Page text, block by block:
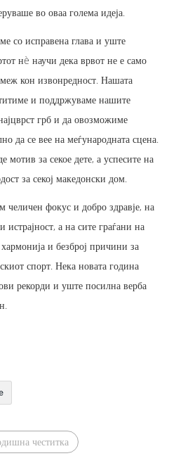
во оваа голема идеја.
со исправена глава и уште
нè научи дека врвот не е само
кон извонредност. Нашата
и поддржуваме нашите
грб и да овозможиме
да се вее на меѓународната сцена.
за секое дете, а успесите на
за секој македонски дом.
челичен фокус и добро здравје, на
а на сите граѓани на
и безброј причини за
спорт. Нека новата година
рекорди и уште посилна верба
честитка